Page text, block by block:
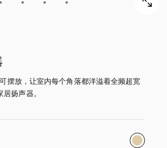
摆放，让室内每个角落都洋溢着全频超宽
扬声器。